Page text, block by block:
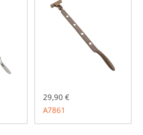
29,90 €
A7861